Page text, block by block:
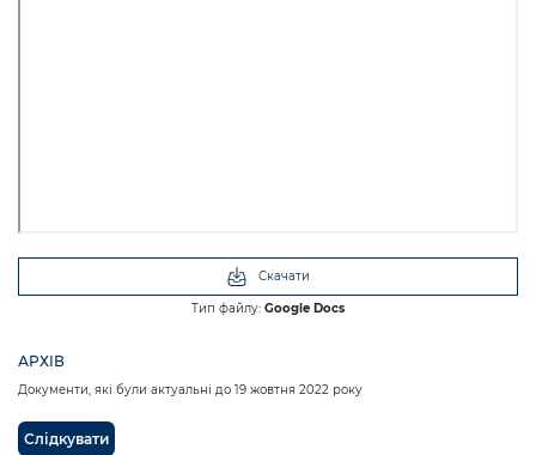
Скачати
Тип файлу: Google Docs
АРХІВ
Документи, які були актуальні до 19 жовтня 2022 року
Слідкувати